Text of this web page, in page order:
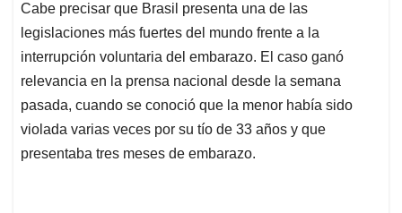
Cabe precisar que Brasil presenta una de las
legislaciones más fuertes del mundo frente a la
interrupción voluntaria del embarazo. El caso ganó
relevancia en la prensa nacional desde la semana
pasada, cuando se conoció que la menor había sido
violada varias veces por su tío de 33 años y que
presentaba tres meses de embarazo.